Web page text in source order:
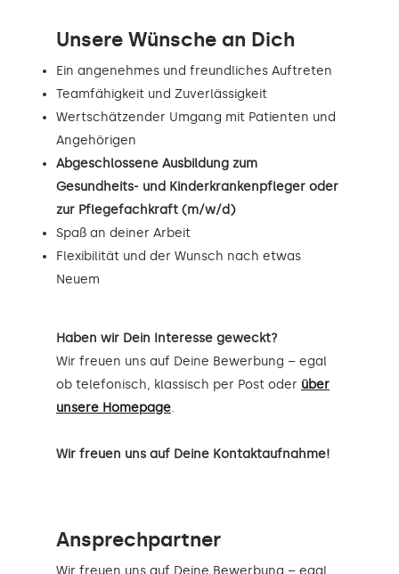
Unsere Wünsche an Dich
Ein angenehmes und freundliches Auftreten
Teamfähigkeit und Zuverlässigkeit
Wertschätzender Umgang mit Patienten und
Angehörigen
Abgeschlossene Ausbildung zum
Gesundheits- und Kinderkrankenpfleger oder
zur Pflegefachkraft (m/w/d)
Spaß an deiner Arbeit
Flexibilität und der Wunsch nach etwas
Neuem
Haben wir Dein Interesse geweckt?
Wir freuen uns auf Deine Bewerbung – egal
ob telefonisch, klassisch per Post oder über
unsere Homepage.
Wir freuen uns auf Deine Kontaktaufnahme!
Ansprechpartner
Wir freuen uns auf Deine Bewerbung – egal